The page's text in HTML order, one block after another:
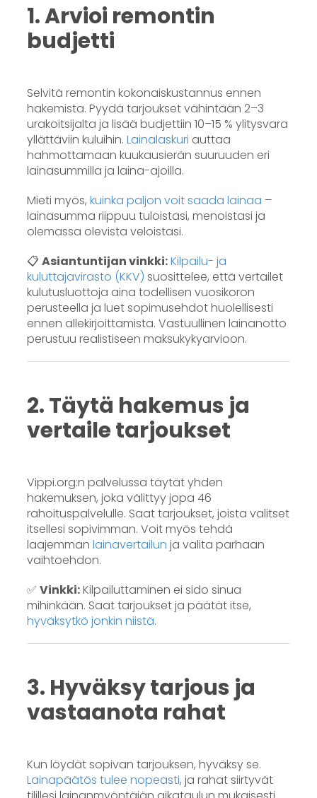
1. Arvioi remontin
budjetti
Selvitä remontin kokonaiskustannus ennen
hakemista. Pyydä tarjoukset vähintään 2–3
urakoitsijalta ja lisää budjettiin 10–15 % ylitysvara
yllättäviin kuluihin. Lainalaskuri auttaa
hahmottamaan kuukausierän suuruuden eri
lainasummilla ja laina-ajoilla.
Mieti myös, kuinka paljon voit saada lainaa –
lainasumma riippuu tuloistasi, menoistasi ja
olemassa olevista veloistasi.
📋Asiantuntijan vinkki:Kilpailu- ja
kuluttajavirasto (KKV) suosittelee, että vertailet
kulutusluottoja aina todellisen vuosikoron
perusteella ja luet sopimusehdot huolellisesti
ennen allekirjoittamista. Vastuullinen lainanotto
perustuu realistiseen maksukykyarvioon.
2. Täytä hakemus ja
vertaile tarjoukset
Vippi.org:n palvelussa täytät yhden
hakemuksen, joka välittyy jopa 46
rahoituspalvelulle. Saat tarjoukset, joista valitset
itsellesi sopivimman. Voit myös tehdä
laajemman lainavertailun ja valita parhaan
vaihtoehdon.
✅ Vinkki:Kilpailuttaminen ei sido sinua
mihinkään. Saat tarjoukset ja päätät itse,
hyväksytkö jonkin niistä.
3. Hyväksy tarjous ja
vastaanota rahat
Kun löydät sopivan tarjouksen, hyväksy se.
Lainapäätös tulee nopeasti, ja rahat siirtyvät